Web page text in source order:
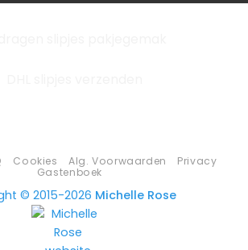
Cookies Alg. Voorwaarden
Privacy
Gastenboek
© 2015-2026 Michelle Rose